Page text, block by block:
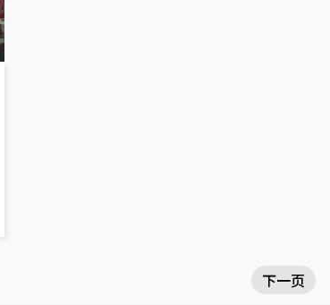
下一页